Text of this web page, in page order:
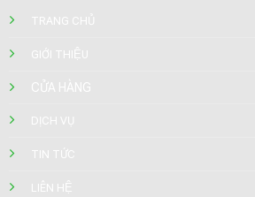
TRANG CHỦ
GIỚI THIỆU
CỬA HÀNG
DỊCH VỤ
TIN TỨC
LIÊN HỆ